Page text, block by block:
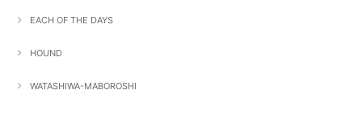
EACH OF THE DAYS
HOUND
WATASHIWA-MABOROSHI